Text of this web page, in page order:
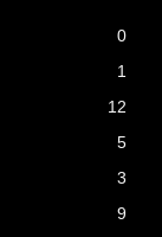
0
1
12
5
3
9